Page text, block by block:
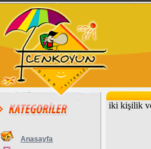
Anasayfa
iki kişilik